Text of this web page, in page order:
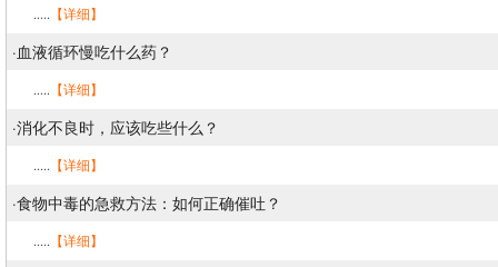
..... 【详细】
·血液循环慢吃什么药？
..... 【详细】
·消化不良时，应该吃些什么？
..... 【详细】
·食物中毒的急救方法：如何正确催吐？
..... 【详细】